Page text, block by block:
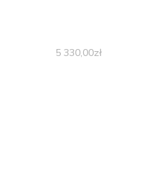
5 330,00zł